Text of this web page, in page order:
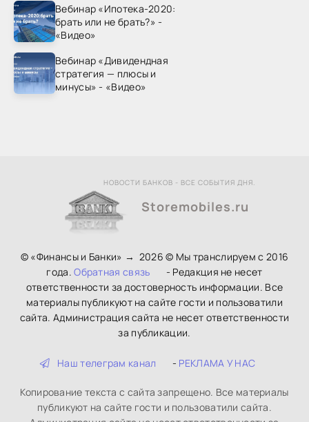
России»
Вебинар «Ипотека-2020:
брать или не брать?» -
«Видео»
Вебинар «Дивидендная
стратегия — плюсы и
минусы» - «Видео»
Storemobiles.ru
НОВОСТИ БАНКОВ - ВСЕ СОБЫТИЯ ДНЯ.
© «Финансы и Банки» → 2026 © Мы транслируем с 2016
года.Обратная связь
- Редакция не несет
ответственности за достоверность информации. Все
материалы публикуют на сайте гости и пользоватили
сайта. Администрация сайта не несет ответственности
за публикации.
Наш телеграм канал - РЕКЛАМА У НАС
Копирование текста с сайта запрещено. Все материалы
публикуют на сайте гости и пользоватили сайта.